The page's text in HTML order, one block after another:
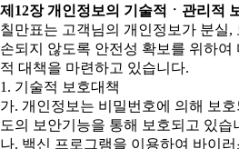
제12장 개인정보의 기술적ㆍ관리적
칠만표는 고객님의 개인정보가 분실,
손되지 않도록 안전성 확보를 위하여
적 대책을 마련하고 있습니다.
1. 기술적 보호대책
가. 개인정보는 비밀번호에 의해 보
도의 보안기능을 통해 보호되고 있습
나. 백신 프로그램을 이용하여 바이